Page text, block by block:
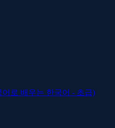
로 배우는 한국어 - 초급)